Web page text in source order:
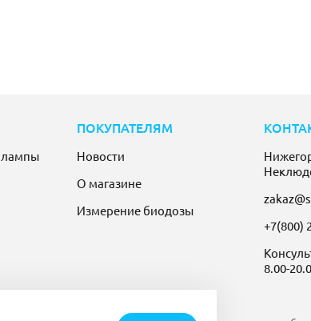
лампы
ПОКУПАТЕЛЯМ
Новости
О магазине
Измерение биодозы
+7(800)
8.00-